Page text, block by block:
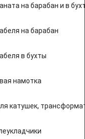
на барабан и в
на барабан
в бухты
намотка
катушек,